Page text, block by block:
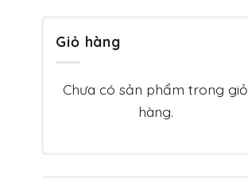
Giỏ hàng
Chưa có sản phẩm trong giỏ
hàng.